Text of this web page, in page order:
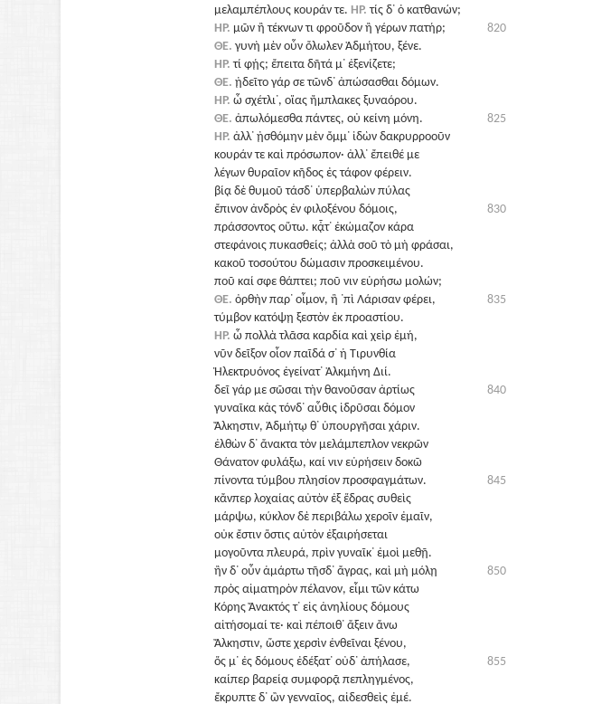
μελαμπέπλους κουράν τε. ΗΡ. τίς δ᾽ ὁ κατθανών;
820
ΗΡ. μῶν ἢ τέκνων τι φροῦδον ἢ γέρων πατήρ;
ΘΕ. γυνὴ μὲν οὖν ὄλωλεν Ἀδμήτου, ξένε.
ΗΡ. τί φῄς; ἔπειτα δῆτά μ᾽ ἐξενίζετε;
ΘΕ. ᾐδεῖτο γάρ σε τῶνδ᾽ ἀπώσασθαι δόμων.
ΗΡ. ὦ σχέτλι᾽, οἵας ἤμπλακες ξυναόρου.
825
ΘΕ. ἀπωλόμεσθα πάντες, οὐ κείνη μόνη.
ΗΡ. ἀλλ᾽ ᾐσθόμην μὲν ὄμμ᾽ ἰδὼν δακρυρροοῦν
κουράν τε καὶ πρόσωπον· ἀλλ᾽ ἔπειθέ με
λέγων θυραῖον κῆδος ἐς τάφον φέρειν.
βίᾳ δὲ θυμοῦ τάσδ᾽ ὑπερβαλὼν πύλας
830
ἔπινον ἀνδρὸς ἐν φιλοξένου δόμοις,
πράσσοντος οὕτω. κᾆτ᾽ ἐκώμαζον κάρα
στεφάνοις πυκασθείς; ἀλλὰ σοῦ τὸ μὴ φράσαι,
κακοῦ τοσούτου δώμασιν προσκειμένου.
ποῦ καί σφε θάπτει; ποῦ νιν εὑρήσω μολών;
835
ΘΕ. ὀρθὴν παρ᾽ οἶμον, ἣ ᾽πὶ Λάρισαν φέρει,
τύμβον κατόψῃ ξεστὸν ἐκ προαστίου.
ΗΡ. ὦ πολλὰ τλᾶσα καρδία καὶ χεὶρ ἐμή,
νῦν δεῖξον οἷον παῖδά σ᾽ ἡ Τιρυνθία
Ἠλεκτρυόνος ἐγείνατ᾽ Ἀλκμήνη Διί.
840
δεῖ γάρ με σῶσαι τὴν θανοῦσαν ἀρτίως
γυναῖκα κἀς τόνδ᾽ αὖθις ἱδρῦσαι δόμον
Ἄλκηστιν, Ἀδμήτῳ θ᾽ ὑπουργῆσαι χάριν.
ἐλθὼν δ᾽ ἄνακτα τὸν μελάμπεπλον νεκρῶν
Θάνατον φυλάξω, καί νιν εὑρήσειν δοκῶ
845
πίνοντα τύμβου πλησίον προσφαγμάτων.
κἄνπερ λοχαίας αὐτὸν ἐξ ἕδρας συθεὶς
μάρψω, κύκλον δὲ περιβάλω χεροῖν ἐμαῖν,
οὐκ ἔστιν ὅστις αὐτὸν ἐξαιρήσεται
μογοῦντα πλευρά, πρὶν γυναῖκ᾽ ἐμοὶ μεθῇ.
850
ἢν δ᾽ οὖν ἁμάρτω τῆσδ᾽ ἄγρας, καὶ μὴ μόλῃ
πρὸς αἱματηρὸν πέλανον, εἶμι τῶν κάτω
Κόρης Ἄνακτός τ᾽ εἰς ἀνηλίους δόμους
αἰτήσομαί τε· καὶ πέποιθ᾽ ἄξειν ἄνω
Ἄλκηστιν, ὥστε χερσὶν ἐνθεῖναι ξένου,
855
ὅς μ᾽ ἐς δόμους ἐδέξατ᾽ οὐδ᾽ ἀπήλασε,
καίπερ βαρείᾳ συμφορᾷ πεπληγμένος,
ἔκρυπτε δ᾽ ὢν γενναῖος, αἰδεσθεὶς ἐμέ.